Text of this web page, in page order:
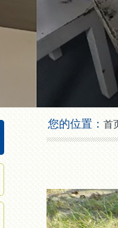
您的位置：首